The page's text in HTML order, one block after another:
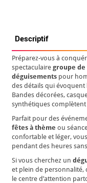
Descriptif
Préparez-vous à
spectaculairegroupe
déguisements pour
des détails qui
Bandes décorées,
synthétiques
Parfait pour des
fêtes à thème ou
confortable et léger,
pendant des heures
Si vous cherchez un
et plein de personnalité,
le centre d’attention